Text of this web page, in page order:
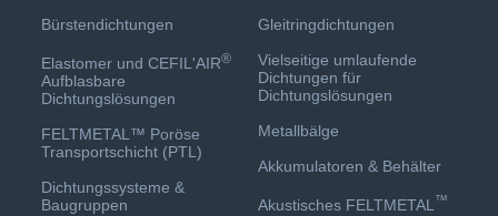
Bürstendichtungen
Elastomer und CEFIL'AIR®
Aufblasbare
Dichtungslösungen
FELTMETAL™ Poröse
Transportschicht (PTL)
Dichtungssysteme &
Baugruppen
Gleitringdichtungen
Vielseitige umlaufende
Dichtungen für
Dichtungslösungen
Metallbälge
Akkumulatoren & Behälter
Akustisches FELTMETAL ™